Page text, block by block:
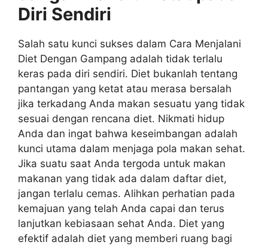
Diri Sendiri
Salah satu kunci sukses dalam Cara Menjalani
Diet Dengan Gampang adalah tidak terlalu
keras pada diri sendiri. Diet bukanlah tentang
pantangan yang ketat atau merasa bersalah
jika terkadang Anda makan sesuatu yang tidak
sesuai dengan rencana diet. Nikmati hidup
Anda dan ingat bahwa keseimbangan adalah
kunci utama dalam menjaga pola makan sehat.
Jika suatu saat Anda tergoda untuk makan
makanan yang tidak ada dalam daftar diet,
jangan terlalu cemas. Alihkan perhatian pada
kemajuan yang telah Anda capai dan terus
lanjutkan kebiasaan sehat Anda. Diet yang
efektif adalah diet yang memberi ruang bagi